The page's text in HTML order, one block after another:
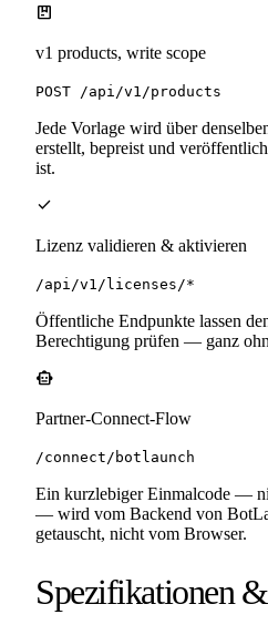
package
v1 products, write scope
POST /api/v1/products
Jede Vorlage wird über
erstellt, bepreist und
ist.
check
Lizenz validieren & aktivieren
/api/v1/licenses/*
Öffentliche Endpunkte lassen
Berechtigung prüfen — ganz
smart_toy
Partner-Connect-Flow
/connect/botlaunch
Ein kurzlebiger Einmalcode —
— wird vom Backend von
getauscht, nicht vom Browser.
Spezifikationen